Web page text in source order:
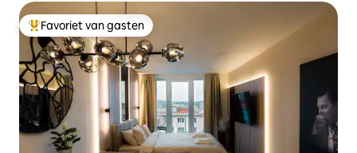
Topfavoriet van gasten
Favoriet van gasten